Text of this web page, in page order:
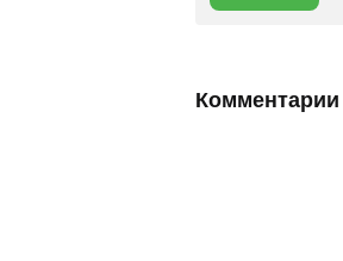
Комментарии